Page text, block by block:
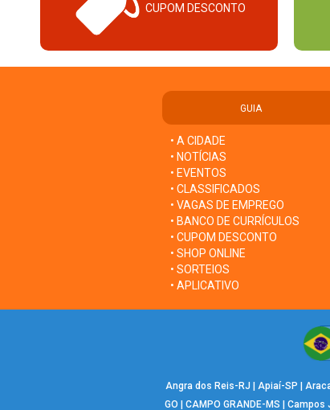
CUPOM DESCONTO
GUIA
• A CIDADE
• NOTÍCIAS
• EVENTOS
• CLASSIFICADOS
• VAGAS DE EMPREGO
• BANCO DE CURRÍCULOS
• CUPOM DESCONTO
• SHOP ONLINE
• SORTEIOS
• APLICATIVO
Angra dos Reis-RJ | Apiaí-SP |
GO | CAMPO GRANDE-MS | Campos